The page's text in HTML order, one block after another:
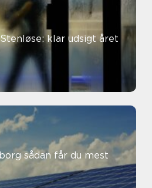
klar udsigt året
du mest